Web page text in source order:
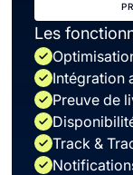
Les
Intégration
Preuve de
Track &